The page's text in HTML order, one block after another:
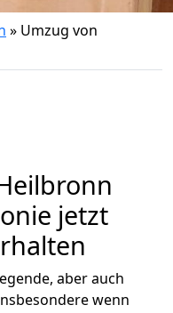
» Umzug von
jetzt
aber auch
wenn